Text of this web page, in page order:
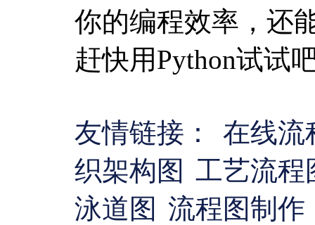
你的编程效率，还
赶快用Python试试
友情链接：
在线
织架构图 工艺流
泳道图 流程图制作